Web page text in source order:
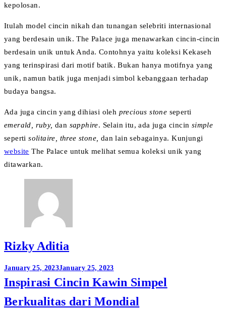
kepolosan.
Itulah model cincin nikah dan tunangan selebriti internasional
yang berdesain unik. The Palace juga menawarkan cincin-cincin
berdesain unik untuk Anda. Contohnya yaitu koleksi Kekaseh
yang terinspirasi dari motif batik. Bukan hanya motifnya yang
unik, namun batik juga menjadi simbol kebanggaan terhadap
budaya bangsa.
Ada juga cincin yang dihiasi oleh precious stone seperti
emerald, ruby, dan sapphire. Selain itu, ada juga cincin simple
sepertisolitaire, three stone, dan lain sebagainya. Kunjungi
website The Palace untuk melihat semua koleksi unik yang
ditawarkan.
Rizky Aditia
Post
navigation
January 25, 2023January 25, 2023
Inspirasi Cincin Kawin Simpel
Berkualitas dari Mondial